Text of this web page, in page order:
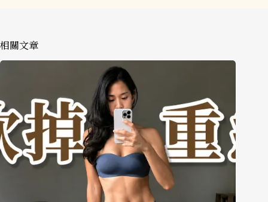
相關文章